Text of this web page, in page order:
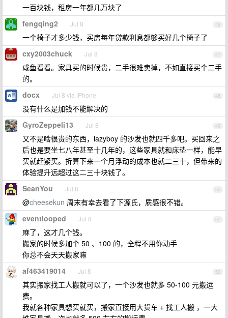
一百块钱，租房一年都几万块了
46
fengqing2 Jul 8
一个椅子才多少钱，买房每年贷款利息都够买好几个椅子了
47
cxy2003chuck Jul 8
咸鱼看看。家具买的时候贵，二手很难卖掉，不如直接买个二手
的。
48
docx Jul 8 via iPhone
没有什么是加钱不能解决的
49
GyroZeppeli13 Jul 8
又不是啥很贵的东西，lazyboy 的沙发也就四千多吧。买回来之
后也是要坐七八年甚至十几年的，这些家具就和床垫一样，能早
买就赶紧买。折算下来一个月浮动的成本也就二三十，但带来的
体验提升远超过这二三十块钱了。
50
SeanYou Jul 8
@cheesekun 周末有幸去看了下源氏，质感很不错。
51
eventlooped Jul 8
麻了，这才几个钱。
搬家的时候多加个 50 、100 的，全程不用你动手
你总不会天天搬家嘛
52
af463419014 Jul 8
其实搬家找工人搬就可以了，一个沙发也就多 50-100 元搬运
费。
我就各种家具想买就买，搬家直接用大货车 + 找工人搬 ，一大